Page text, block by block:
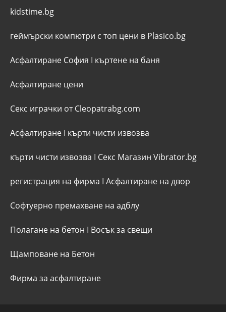
kidstime.bg
геймърски компютри с топ цени в Plasico.bg
Асфалтиране София I къртене на баня
Асфалтиране цени
Секс играчки от Cleopatrabg.com
Асфалтиране I кърти чисти извозва
кърти чисти извозва I Секс Магазин Vibrator.bg
регистрация на фирма I Асфалтиране на двор
Софтуерно премахване на адблу
Полагане на бетон I Восък за свещи
Щамповане на Бетон
Фирма за асфалтиране